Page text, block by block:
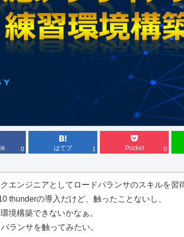
0 はてブ 1 Pocket 0
クエンジニアとしてロードバランサのスキルを習
thunderの導入だけど、触ったことないし、
境構築できないかなぁ。
ランサを触ってみたい。